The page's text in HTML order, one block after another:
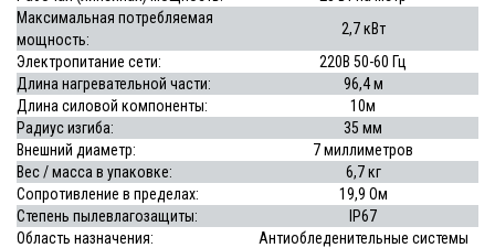
Максимальная потребляемая
мощность:
2,7 кВт
Электропитание сети:
220В 50-60 Гц
Длина нагревательной части:
96,4 м
Длина силовой компоненты:
10м
Радиус изгиба:
35 мм
Внешний диаметр:
7 миллиметров
Вес / масса в упаковке:
6,7 кг
Сопротивление в пределах:
19,9 Ом
Степень пылевлагозащиты:
IP67
Область назначения:
Антиобледенительные системы